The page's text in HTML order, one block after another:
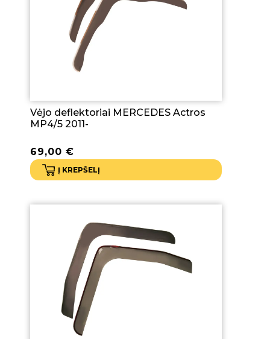
Vėjo deflektoriai MERCEDES Actros
MP4/5 2011-
69,00 €
Į KREPŠELĮ